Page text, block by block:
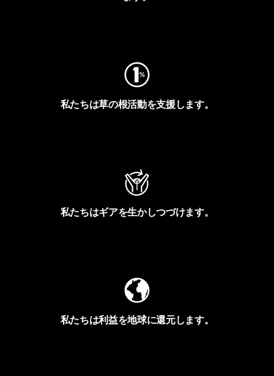
私たちは草の根活動を支援します。
私たちはギアを生かしつづけます。
私たちは利益を地球に還元します。